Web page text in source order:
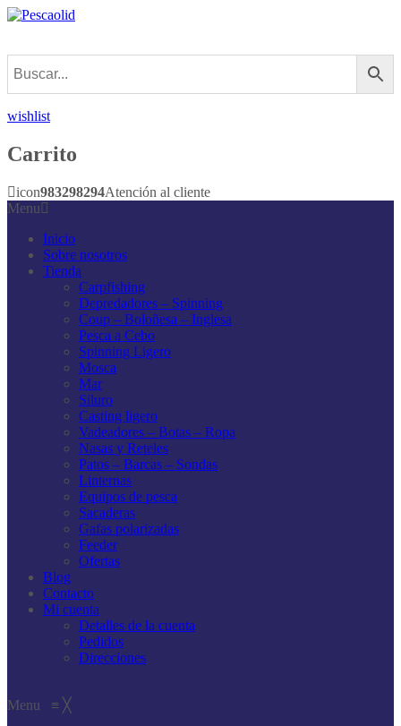
wishlist
Carrito
icon983298294Atención al cliente
Menu
Inicio
Sobre nosotros
Tienda
Carpfishing
Depredadores – Spinning
Coup – Boloñesa – Inglesa
Pesca a Cebo
Spinning Ligero
Mosca
Mar
Siluro
Casting ligero
Vadeadores – Botas – Ropa
Nasas y Reteles
Patos – Barcas – Sondas
Linternas
Equipos de pesca
Sacaderas
Gafas polarizadas
Feeder
Ofertas
Blog
Contacto
Mi cuenta
Detalles de la cuenta
Pedidos
Direcciones
Menu ≡ ╳